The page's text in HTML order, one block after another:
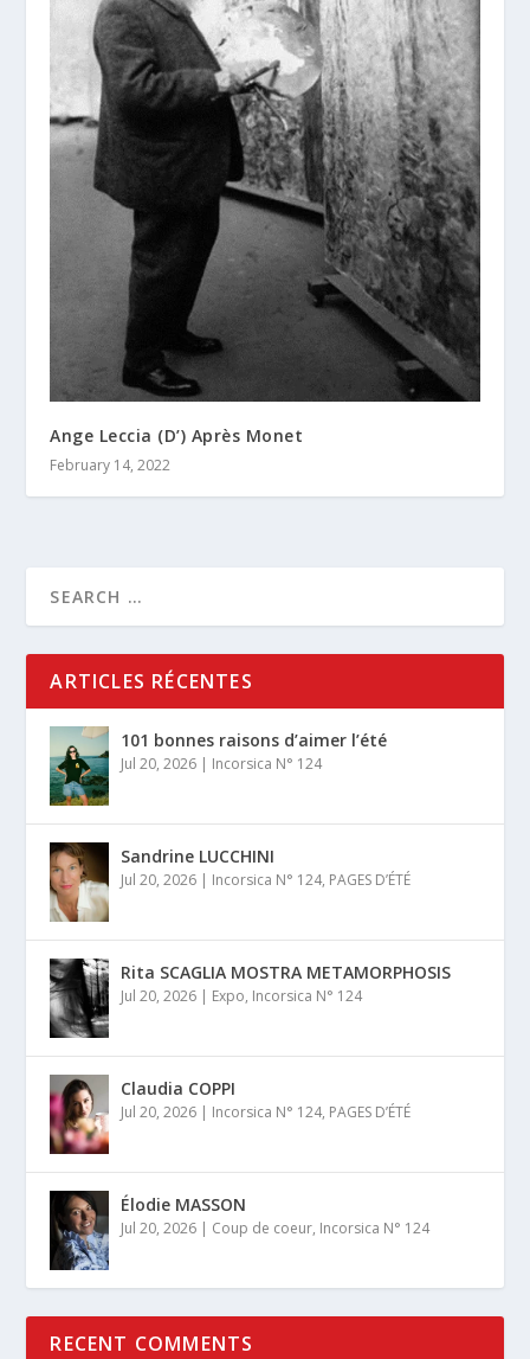
Ange Leccia (D’) Après Monet
February 14, 2022
ARTICLES RÉCENTES
101 bonnes raisons d’aimer l’été
Jul 20, 2026 | Incorsica N° 124
Sandrine LUCCHINI
Jul 20, 2026 | Incorsica N° 124, PAGES D’ÉTÉ
Rita SCAGLIA MOSTRA METAMORPHOSIS
Jul 20, 2026 | Expo, Incorsica N° 124
Claudia COPPI
Jul 20, 2026 | Incorsica N° 124, PAGES D’ÉTÉ
Élodie MASSON
Jul 20, 2026 | Coup de coeur, Incorsica N° 124
RECENT COMMENTS